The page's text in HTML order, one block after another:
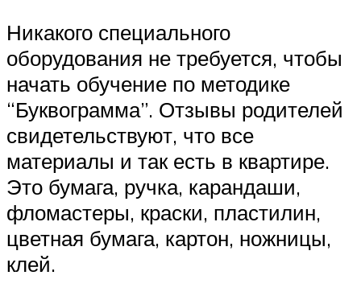
Никакого специального
оборудования не требуется, чтобы
начать обучение по методике
“Буквограмма”. Отзывы родителей
свидетельствуют, что все
материалы и так есть в квартире.
Это бумага, ручка, карандаши,
фломастеры, краски, пластилин,
цветная бумага, картон, ножницы,
клей.